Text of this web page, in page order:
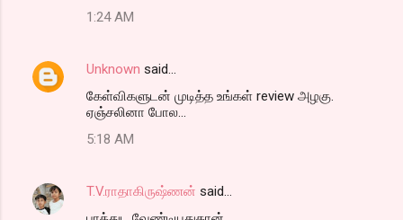
1:24 AM
Unknown said…
கேள்விகளுடன் முடித்த உங்கள் review அழகு.
ஏஞ்சலினா போல...
5:18 AM
T.V.ராதாகிருஷ்ணன் said…